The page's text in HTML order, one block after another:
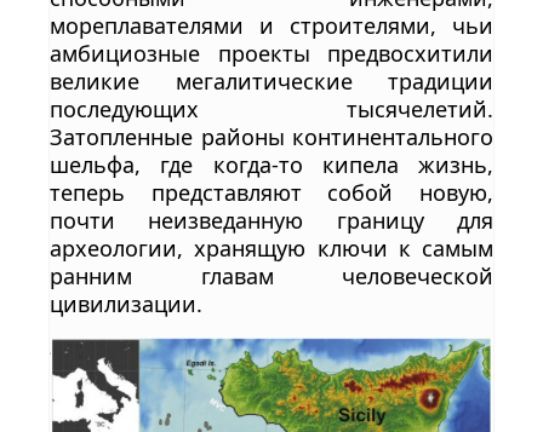
мореплавателями и строителями, чьи
амбициозные проекты предвосхитили
великие мегалитические традиции
последующих тысячелетий.
Затопленные районы континентального
шельфа, где когда-то кипела жизнь,
теперь представляют собой новую,
почти неизведанную границу для
археологии, хранящую ключи к самым
ранним главам человеческой
цивилизации.